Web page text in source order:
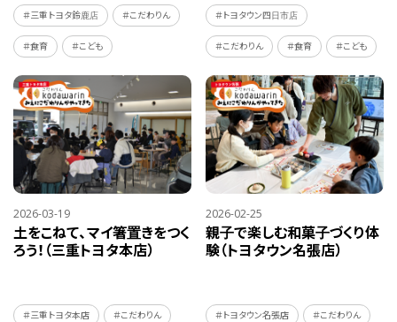
＃三重トヨタ鈴鹿店 ＃こだわりん
＃食育 ＃こども
＃トヨタウン四日市店
＃こだわりん ＃食育 ＃こども
2026-03-19
土をこねて、マイ箸置きをつく
ろう！（三重トヨタ本店）
＃三重トヨタ本店 ＃こだわりん
2026-02-25
親子で楽しむ和菓子づくり体
験（トヨタウン名張店）
＃トヨタウン名張店 ＃こだわりん